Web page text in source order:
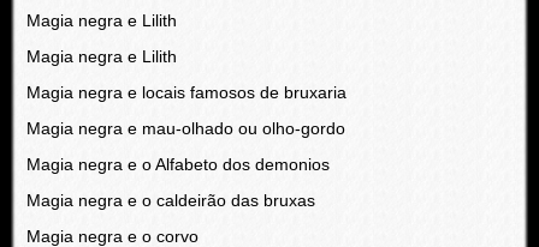
Magia negra e Lilith
Magia negra e Lilith
Magia negra e locais famosos de bruxaria
Magia negra e mau-olhado ou olho-gordo
Magia negra e o Alfabeto dos demonios
Magia negra e o caldeirão das bruxas
Magia negra e o corvo